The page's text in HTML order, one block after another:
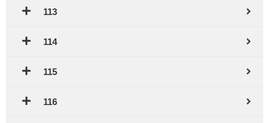
113
114
115
116